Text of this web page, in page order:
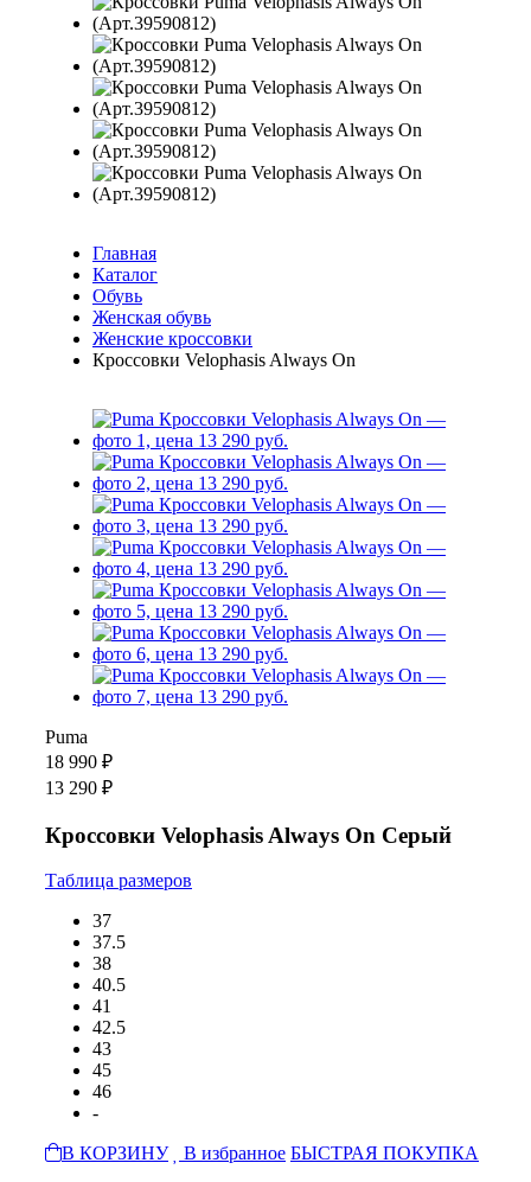
Главная
Каталог
Обувь
Женская обувь
Женские кроссовки
Кроссовки Velophasis Always On
Puma
18 990 ₽
13 290 ₽
Кроссовки Velophasis Always On Серый
Таблица размеров
37
37.5
38
40.5
41
42.5
43
45
46
-
В КОРЗИНУ
В избранное БЫСТРАЯ ПОКУПКА